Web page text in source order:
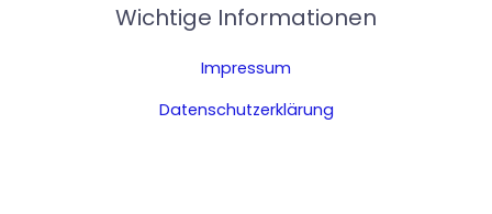
Wichtige Informationen
Impressum
Datenschutzerklärung